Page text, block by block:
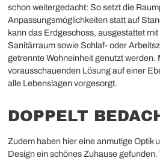
schon weitergedacht: So setzt die
Anpassungsmöglichkeiten statt auf
kann das Erdgeschoss, ausgestattet
Sanitärraum sowie Schlaf- oder
getrennte Wohneinheit genutzt werden.
vorausschauenden Lösung auf einer
alle Lebenslagen vorgesorgt.
DOPPELT
Zudem haben hier eine anmutige Optik
Design ein schönes Zuhause gefunden.